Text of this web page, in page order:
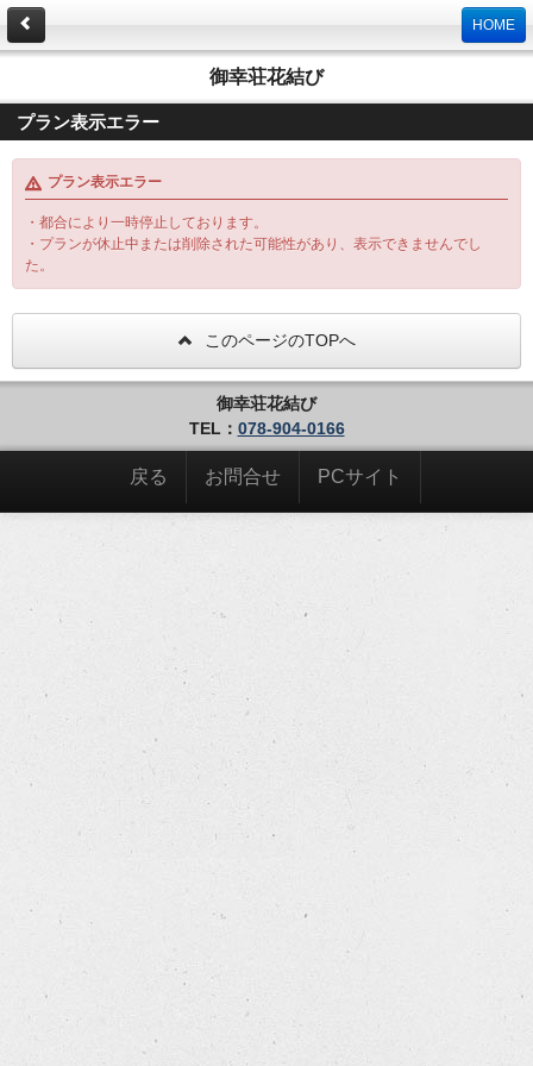
HOME
御幸荘花結び
プラン表示エラー
プラン表示エラー
・都合により一時停止しております。
・プランが休止中または削除された可能性があり、表示できませんでし
た。
このページのTOPへ
御幸荘花結び
TEL： 078-904-0166
戻る お問合せ PCサイト